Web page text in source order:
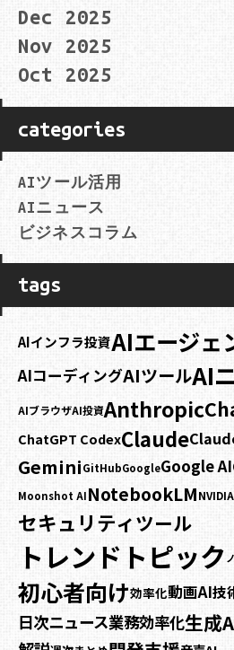
Dec 2025
Nov 2025
Oct 2025
categories
AIツール活用
AIニュース
ビジネスコラム
tags
AIインフラ投資AIエージェ
AIコーディングAIツールAI
AIブラウザAI投資Anthropic
ChatGPT CodexClaude
GeminiGitHubGoogleGoogle AI
Moonshot AINotebookLMNVIDIA
セキュリティツール
トレンドトピック
初心者向け効率化動画AI技
日次ニュース業務効率化生成